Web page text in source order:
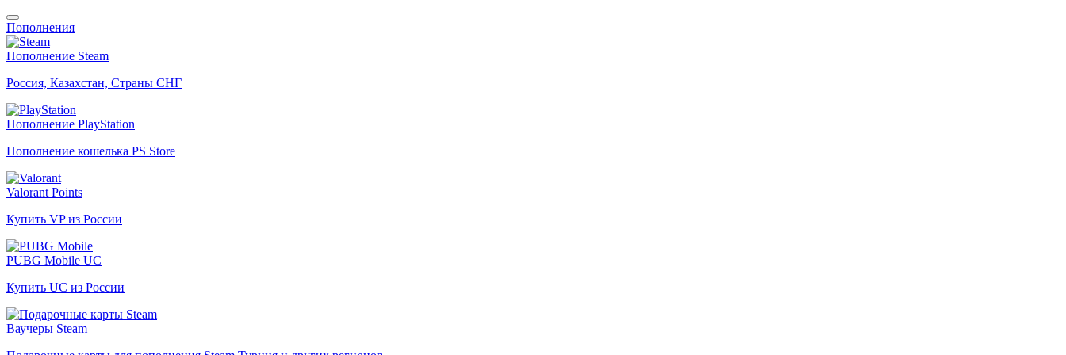
Пополнения
Пополнение Steam
Россия, Казахстан, Страны СНГ
Пополнение PlayStation
Пополнение кошелька PS Store
Valorant Points
Купить VP из России
PUBG Mobile UC
Купить UC из России
Ваучеры Steam